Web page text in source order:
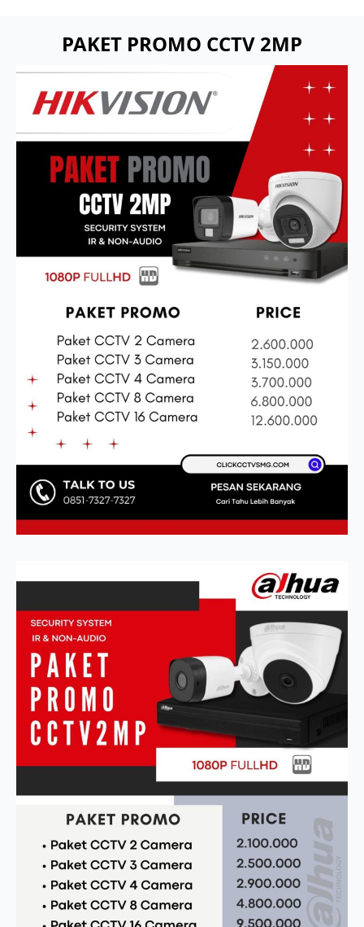
PAKET PROMO CCTV 2MP